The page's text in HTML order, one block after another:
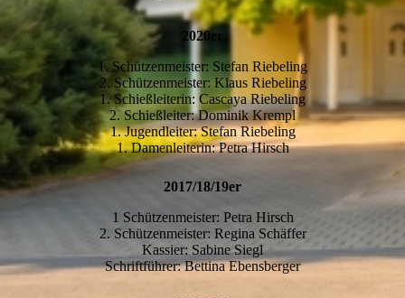
2020er
1. Schützenmeister: Stefan Riebeling
2. Schützenmeister: Klaus Riebeling
1. Schießleiterin: Cascaya Riebeling
2. Schießleiter: Dominik Krempl
1. Jugendleiter: Stefan Riebeling
1. Damenleiterin: Petra Hirsch
2017/18/19er
1 Schützenmeister: Petra Hirsch
2. Schützenmeister: Regina Schäffer
Kassier: Sabine Siegl
Schriftführer: Bettina Ebensberger